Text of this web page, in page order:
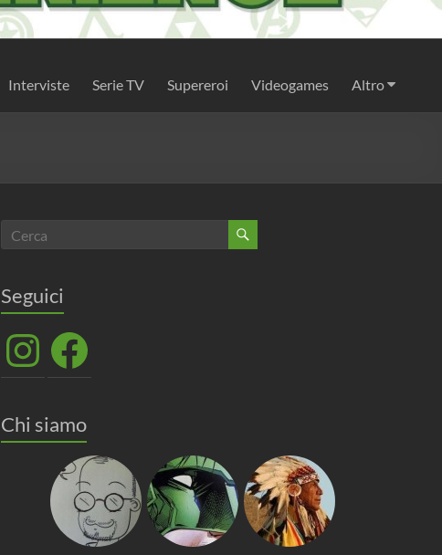
Interviste Serie TV Supereroi Videogames Altro
Seguici
InstagramFacebook
Chi siamo